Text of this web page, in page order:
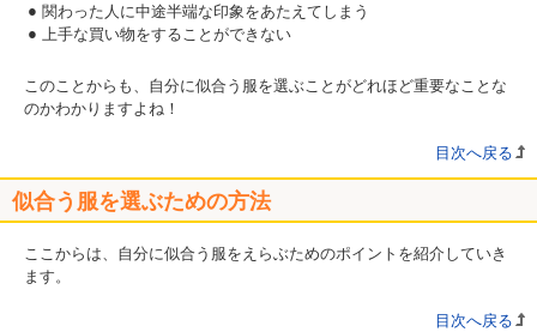
関わった人に中途半端な印象をあたえてしまう
上手な買い物をすることができない
このことからも、自分に似合う服を選ぶことがどれほど重要なことな
のかわかりますよね！
目次へ戻る
似合う服を選ぶための方法
ここからは、自分に似合う服をえらぶためのポイントを紹介していき
ます。
目次へ戻る